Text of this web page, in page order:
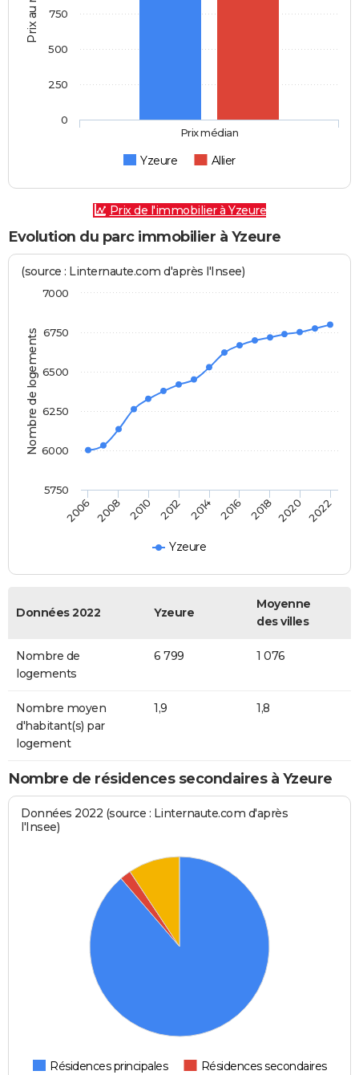
Prix au m2
Yzeure Allier
Prix médian
0
250
500
750
Prix de l'immobilier à Yzeure
Evolution du parc immobilier à Yzeure
Nombre de logements
(source : Linternaute.com d'après l'Insee)
Yzeure
2006 2008 2010 2012 2014 2016 2018 2020 2022
5750
6000
6250
6500
6750
7000
Données 2022 Yzeure
Moyenne
des villes
Nombre de
logements
6 799 1 076
Nombre moyen
d'habitant(s) par
logement
1,9 1,8
Nombre de résidences secondaires à Yzeure
Données 2022 (source : Linternaute.com d'après
l'Insee)
Résidences principales
Résidences secondaires